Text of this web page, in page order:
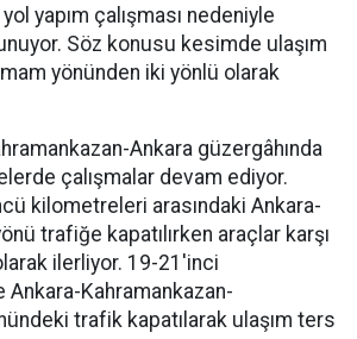
yapım çalışması nedeniyle
Söz konusu kesimde ulaşım
yönünden iki yönlü olarak
Ankara güzergâhında
çalışmalar devam ediyor.
kilometreleri arasındaki Ankara-
trafiğe kapatılırken araçlar karşı
ilerliyor. 19-21'inci
Kahramankazan-
trafik kapatılarak ulaşım ters